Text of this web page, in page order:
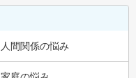
人間関係の悩み